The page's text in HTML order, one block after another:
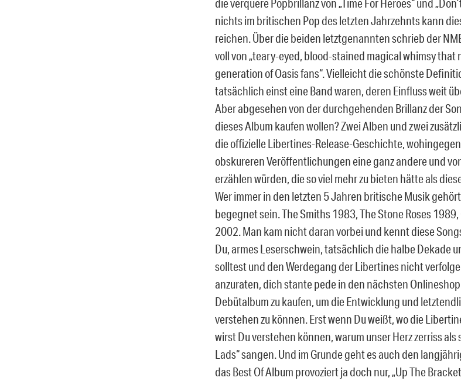
die verquere Popbrillanz von „Time For Heroes“ und
nichts im britischen Pop des letzten Jahrzehnts kann
reichen. Über die beiden letztgenannten schrieb der
voll von „teary-eyed, blood-stained magical whimsy that
generation of Oasis fans“. Vielleicht die schönste
tatsächlich einst eine Band waren, deren Einfluss weit
Aber abgesehen von der durchgehenden Brillanz der
dieses Album kaufen wollen? Zwei Alben und zwei
die offizielle Libertines-Release-Geschichte,
obskureren Veröffentlichungen eine ganz andere und
erzählen würden, die so viel mehr zu bieten hätte als
Wer immer in den letzten 5 Jahren britische Musik
begegnet sein. The Smiths 1983, The Stone Roses
2002. Man kam nicht daran vorbei und kennt diese
Du, armes Leserschwein, tatsächlich die halbe Dekade
solltest und den Werdegang der Libertines nicht
anzuraten, dich stante pede in den nächsten
Debütalbum zu kaufen, um die Entwicklung und
verstehen zu können. Erst wenn Du weißt, wo die
wirst Du verstehen können, warum unser Herz zerriss als
Lads“ sangen. Und im Grunde geht es auch den
das Best Of Album provoziert ja doch nur, „Up The